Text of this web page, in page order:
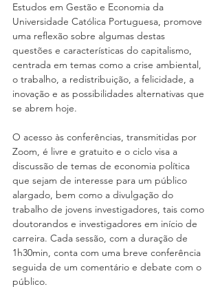
Estudos em Gestão e Economia da
Universidade Católica Portuguesa, promove
uma reflexão sobre algumas destas
questões e características do capitalismo,
centrada em temas como a crise ambiental,
o trabalho, a redistribuição, a felicidade, a
inovação e as possibilidades alternativas que
se abrem hoje.
O acesso às conferências, transmitidas por
Zoom, é livre e gratuito e o ciclo visa a
discussão de temas de economia política
que sejam de interesse para um público
alargado, bem como a divulgação do
trabalho de jovens investigadores, tais como
doutorandos e investigadores em início de
carreira. Cada sessão, com a duração de
1h30min, conta com uma breve conferência
seguida de um comentário e debate com o
público.